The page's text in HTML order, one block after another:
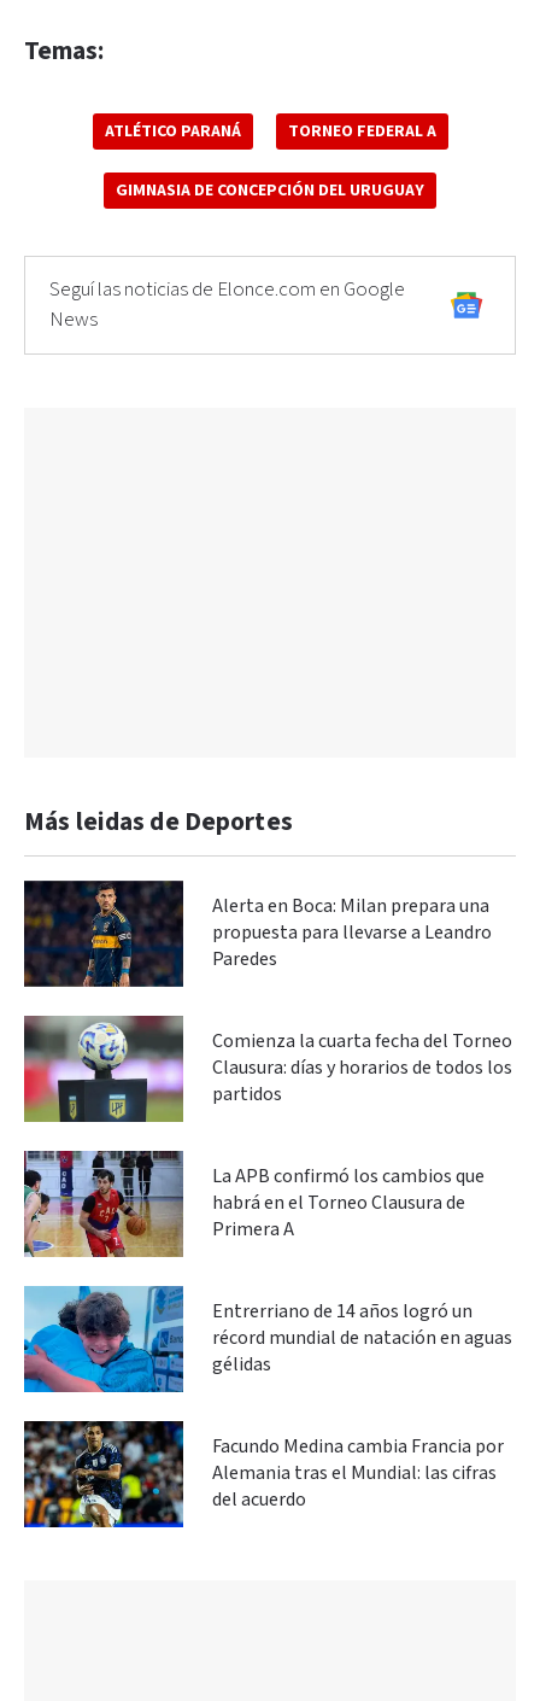
Temas:
ATLÉTICO PARANÁ TORNEO FEDERAL A
GIMNASIA DE CONCEPCIÓN DEL URUGUAY
Seguí las noticias de Elonce.com en Google
News
Más leidas de Deportes
Alerta en Boca: Milan prepara una
propuesta para llevarse a Leandro
Paredes
Comienza la cuarta fecha del Torneo
Clausura: días y horarios de todos los
partidos
La APB confirmó los cambios que
habrá en el Torneo Clausura de
Primera A
Entrerriano de 14 años logró un
récord mundial de natación en aguas
gélidas
Facundo Medina cambia Francia por
Alemania tras el Mundial: las cifras
del acuerdo